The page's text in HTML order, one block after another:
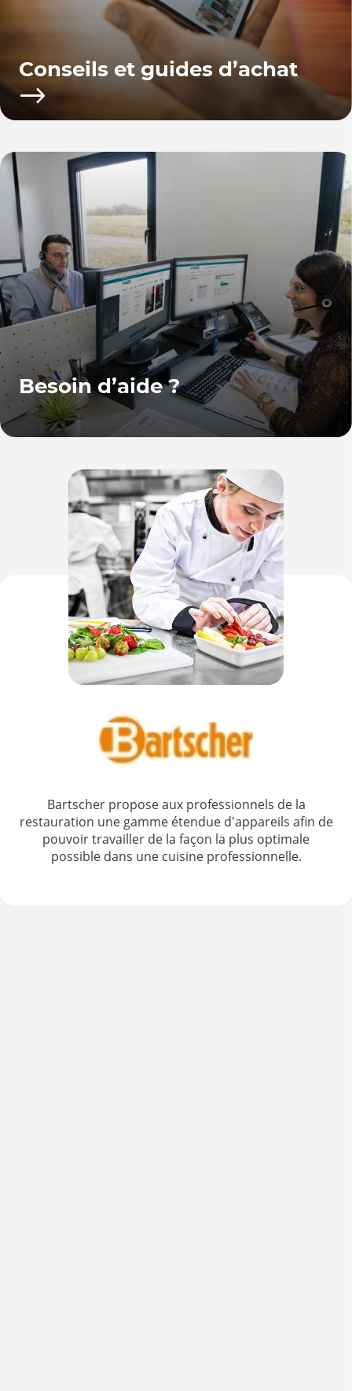
Conseils et guides d’achat
Besoin d’aide ?
Bartscher propose aux professionnels de la
restauration une gamme étendue d'appareils afin de
pouvoir travailler de la façon la plus optimale
possible dans une cuisine professionnelle.